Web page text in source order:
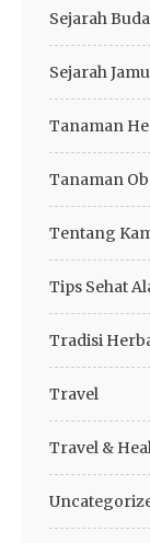
Sejarah
Sejarah Jamu
Tanaman
Tanaman
Tentang
Tips Sehat
Tradisi
Travel
Travel &